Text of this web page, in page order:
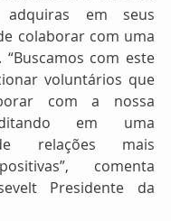
adquiras em seus
colaborar com uma
com este
voluntários que
com a nossa
em uma
relações mais
comenta
Presidente da